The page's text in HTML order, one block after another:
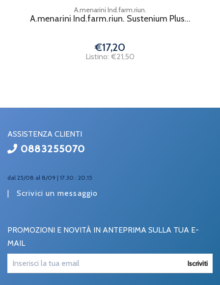
A.menarini Ind.farm.riun.
A.menarini Ind.farm.riun. Sustenium Plus...
€17,20
Listino: €21,50
ASSISTENZA CLIENTI
0883255070
dal 25/08 al 8/09 | 17.30 : 20.15
| Scrivici un messaggio
PROMOZIONI E NOVITÀ IN ANTEPRIMA SULLA TUA E-
MAIL
Iscriviti